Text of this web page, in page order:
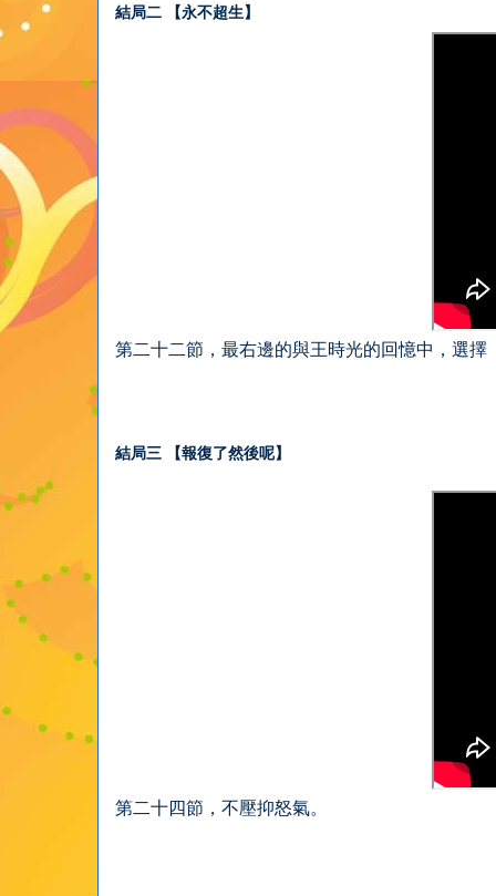
結局二 【永不超生】
第二十二節，最右邊的與王時光的回憶中，選擇
結局三 【報復了然後呢】
第二十四節，不壓抑怒氣。